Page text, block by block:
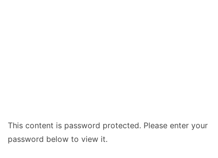
This content is password protected. Please enter your
password below to view it.